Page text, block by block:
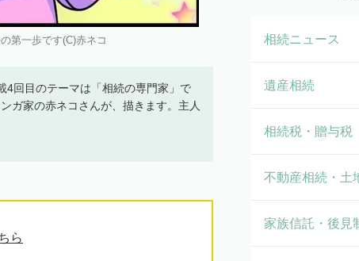
第一歩です(C)赤ネコ
4回目のテーマは「相続の専門家」で
ガ家の赤ネコさんが、描きます。主人
ら
相続ニュース
遺産相続
相続税・贈与税
不動産相続・土
家族信託・後見